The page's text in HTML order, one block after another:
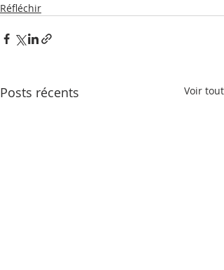
Réfléchir
Posts récents Voir tout